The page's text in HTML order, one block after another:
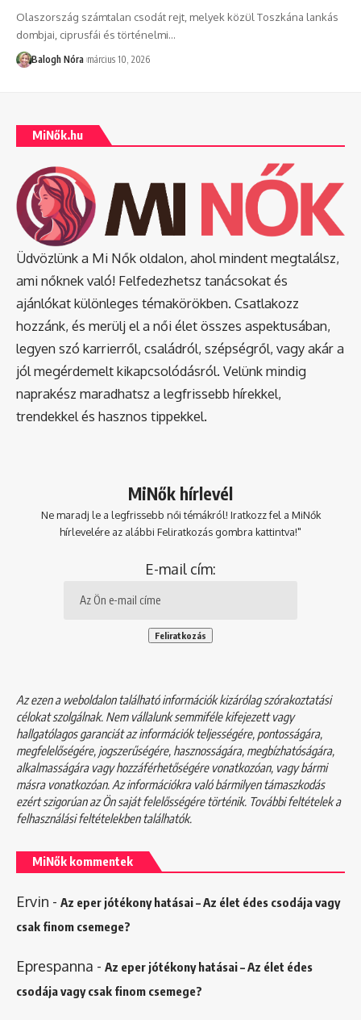
Olaszország számtalan csodát rejt, melyek közül Toszkána lankás
dombjai, ciprusfái és történelmi…
Balogh Nóra március 10, 2026
MiNők.hu
Üdvözlünk a Mi Nők oldalon, ahol mindent megtalálsz,
ami nőknek való! Felfedezhetsz tanácsokat és
ajánlókat különleges témakörökben. Csatlakozz
hozzánk, és merülj el a női élet összes aspektusában,
legyen szó karrierről, családról, szépségről, vagy akár a
jól megérdemelt kikapcsolódásról. Velünk mindig
naprakész maradhatsz a legfrissebb hírekkel,
trendekkel és hasznos tippekkel.
MiNők hírlevél
Ne maradj le a legfrissebb női témákról! Iratkozz fel a MiNők
hírlevelére az alábbi Feliratkozás gombra kattintva!"
E-mail cím:
Az ezen a weboldalon található információk kizárólag szórakoztatási
célokat szolgálnak. Nem vállalunk semmiféle kifejezett vagy
hallgatólagos garanciát az információk teljességére, pontosságára,
megfelelőségére, jogszerűségére, hasznosságára, megbízhatóságára,
alkalmasságára vagy hozzáférhetőségére vonatkozóan, vagy bármi
másra vonatkozóan. Az információkra való bármilyen támaszkodás
ezért szigorúan az Ön saját felelősségére történik. További feltételek a
felhasználási feltételekbentalálhatók.
MiNők kommentek
Ervin - Az eper jótékony hatásai – Az élet édes csodája vagy
csak finom csemege?
Eprespanna - Az eper jótékony hatásai – Az élet édes
csodája vagy csak finom csemege?